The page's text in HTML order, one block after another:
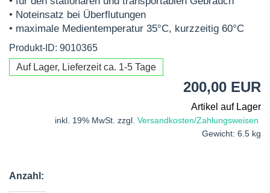
• Noteinsatz bei Überflutungen
• maximale Medientemperatur 35°C, kurzzeitig 60°C
Produkt-ID: 9010365
Auf Lager, Lieferzeit ca. 1-5 Tage
200,00 EUR
Artikel auf Lager
inkl. 19% MwSt. zzgl. Versandkosten/Zahlungsweisen
Gewicht: 6.5 kg
Anzahl: